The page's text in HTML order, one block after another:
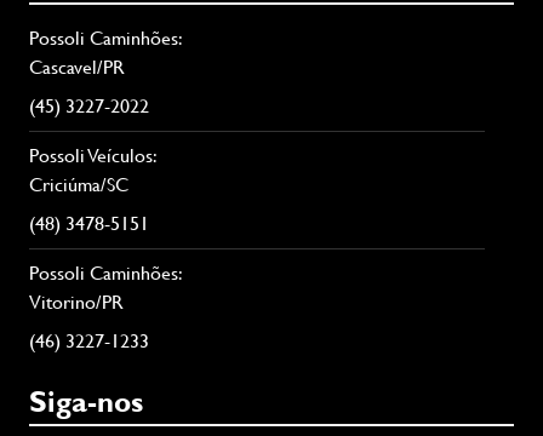
Possoli Caminhões:
Cascavel/PR
(45) 3227-2022
Possoli Veículos:
Criciúma/SC
(48) 3478-5151
Possoli Caminhões:
Vitorino/PR
(46) 3227-1233
Siga-nos